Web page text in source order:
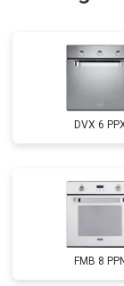
DVX 6
FMB 8 PPN